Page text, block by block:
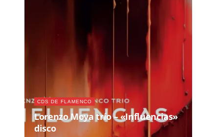
CDS DE FLAMENCO
Lorenzo Moya trío – «Influencias»
disco